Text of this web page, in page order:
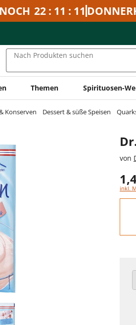
22 : 11 : 11
Nach Produkten suchen
Themen Spirituosen-
Konserven Dessert & süße Speisen
von
inkl.